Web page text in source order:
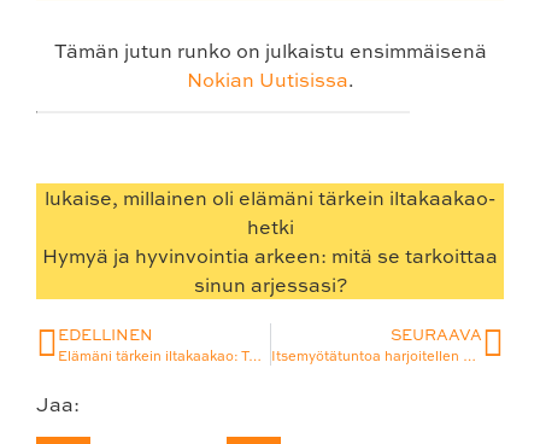
Tämän jutun runko on julkaistu ensimmäisenä
Nokian Uutisissa.
lukaise, millainen oli elämäni tärkein iltakaakao-
hetki
Hymyä ja hyvinvointia arkeen: mitä se tarkoittaa
sinun arjessasi?
EDELLINEN
Elämäni tärkein iltakaakao: Teinivuosien syömishäiriön kynnykseltä kohti kokonaisvaltaista ja joustavaa hyvinvointia
SEURAAVA
Itsemyötätuntoa harjoitellen kohti armollisempaa äitiyttä
Jaa: